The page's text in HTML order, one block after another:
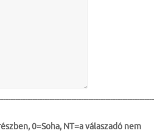
0=Soha, NT=a válaszadó nem